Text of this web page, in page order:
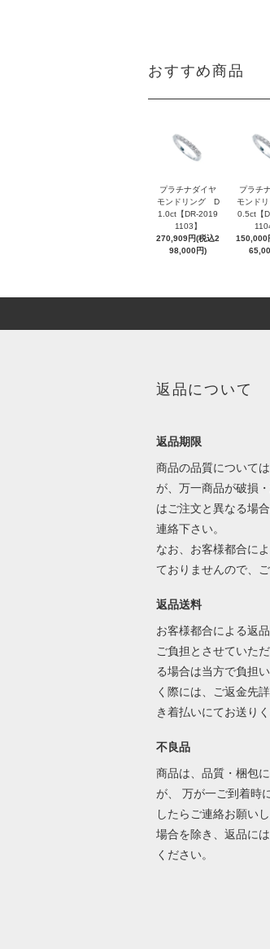
おすすめ商品
プラチナダイヤ
モンドリング D
1.0ct【DR-2019
1103】
270,909円(税込2
98,000円)
プラチ
モンド
0.5ct【
150,000
返品について
返品期限
商品の品質について
が、万一商品が破損
はご注文と異なる場
連絡下さい。
なお、お客様都合に
ておりませんので、
返品送料
お客様都合による返
ご負担とさせていた
る場合は当方で負担
く際には、ご返金先
き着払いにてお送り
不良品
商品は、品質・梱包
が、 万が一ご到着時
したらご連絡お願い
場合を除き、返品に
ください。